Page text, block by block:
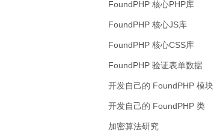
FoundPHP 核心PHP库
FoundPHP 核心JS库
FoundPHP 核心CSS库
FoundPHP 验证表单数据
开发自己的 FoundPHP 模块
开发自己的 FoundPHP 类
加密算法研究